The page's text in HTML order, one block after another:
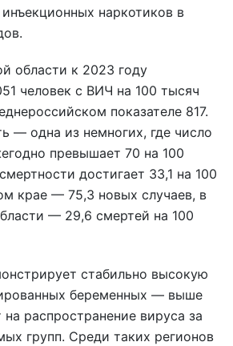
наркотиков в
области к 2023 году
человек с ВИЧ на 100 тысяч
показателе 817.
— одна из немногих, где число
превышает 70 на 100
достигает 33,1 на 100
крае — 75,3 новых случаев, в
— 29,6 смертей на 100
стабильно высокую
беременных — выше
на распространение вируса за
групп. Среди таких регионов